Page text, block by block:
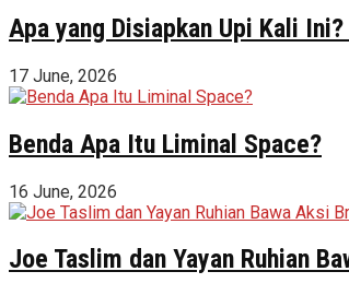
Apa yang Disiapkan Upi Kali
17 June, 2026
Benda Apa Itu Liminal Space?
16 June, 2026
Joe Taslim dan Yayan Ruhian